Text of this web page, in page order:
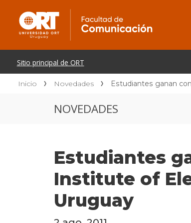
Inicio Novedades Estudiantes ganan
NOVEDADES
Estudiantes
Institute of
Uruguay